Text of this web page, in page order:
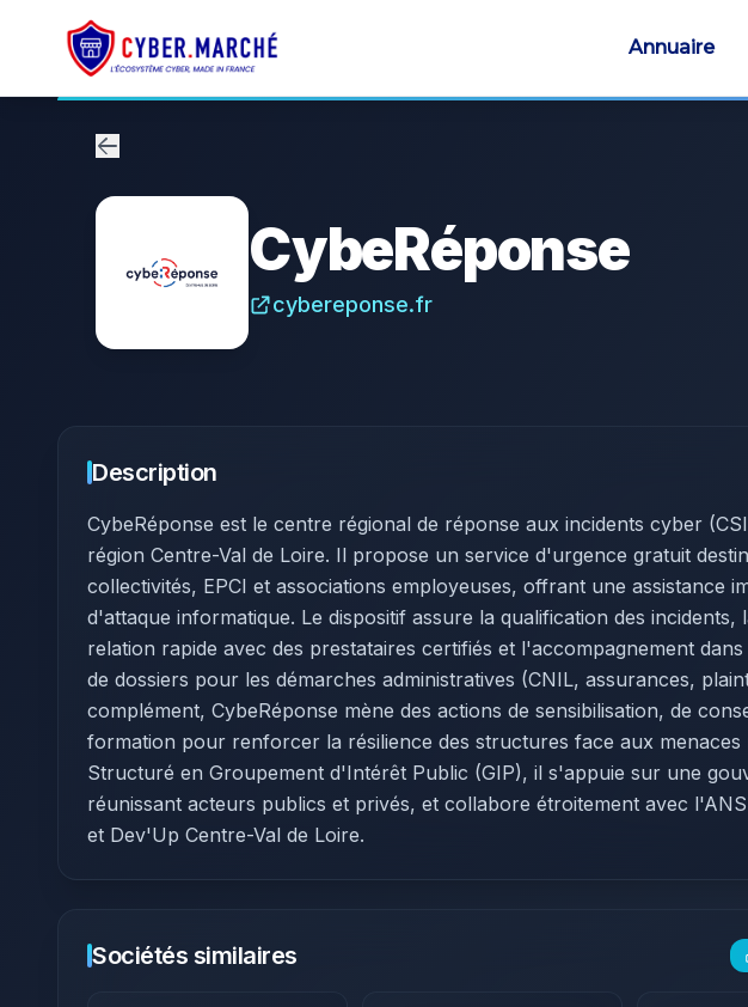
Annuaire
CybeRéponse
cybereponse.fr
Description
​CybeRéponse est le centre régional de réponse aux incidents cyber
région Centre-Val de Loire. Il propose un service d'urgence gratuit
collectivités, EPCI et associations employeuses, offrant une assistance
d'attaque informatique. Le dispositif assure la qualification des incidents,
relation rapide avec des prestataires certifiés et l'accompagnement
de dossiers pour les démarches administratives (CNIL, assurances,
complément, CybeRéponse mène des actions de sensibilisation, de
formation pour renforcer la résilience des structures face aux menaces
Structuré en Groupement d'Intérêt Public (GIP), il s'appuie sur une
réunissant acteurs publics et privés, et collabore étroitement avec
et Dev'Up Centre-Val de Loire.​
Sociétés similaires